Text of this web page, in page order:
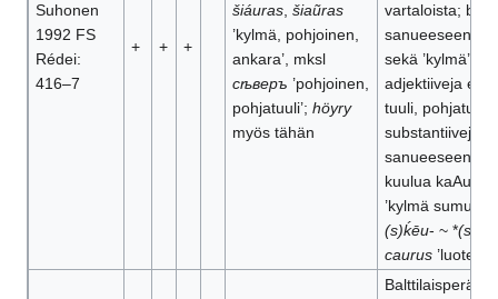
Suhonen
1992 FS
Rédei:
416–7
+ + +
šiáuras, šiaũras
’kylmä, pohjoinen,
ankara’, mksl
сѣверъ ’pohjoinen,
pohjatuuli’; höyry
myös tähän
vartaloista; ba
sanueeseen
sekä ’kylmä’-
adjektiiveja että
tuuli, pohjatuuli’
substantiiveja,
sanueeseen voi
kuulua kaAu
’kylmä sumu’;
(s)ḱēu- ~ *
caurus
Balttilaisperäisiä